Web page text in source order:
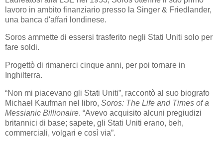
lavoro in ambito finanziario presso la Singer & Friedlander,
una banca d'affari londinese.
Soros ammette di essersi trasferito negli Stati Uniti solo per
fare soldi.
Progettò di rimanerci cinque anni, per poi tornare in
Inghilterra.
“Non mi piacevano gli Stati Uniti”, raccontò al suo biografo
Michael Kaufman nel libro, Soros: The Life and Times of a
Messianic Billionaire. “Avevo acquisito alcuni pregiudizi
britannici di base; sapete, gli Stati Uniti erano, beh,
commerciali, volgari e così via”.